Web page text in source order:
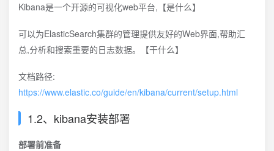
Kibana是一个开源的可视化web平台,【是什么】
可以为ElasticSearch集群的管理提供友好的Web界面,帮助汇
总,分析和搜索重要的日志数据。【干什么】
文档路径:
https://www.elastic.co/guide/en/kibana/current/setup.html
1.2、kibana安装部署
部署前准备